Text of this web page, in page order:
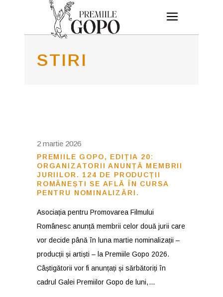
STIRI
2 martie 2026
PREMIILE GOPO, EDIȚIA 20:
ORGANIZATORII ANUNȚĂ MEMBRII
JURIILOR. 124 DE PRODUCȚII
ROMÂNEȘTI SE AFLĂ ÎN CURSA
PENTRU NOMINALIZĂRI.
Asociația pentru Promovarea Filmului
Românesc anunță membrii celor două jurii care
vor decide până în luna martie nominalizații –
producții și artiști – la Premiile Gopo 2026.
Câștigătorii vor fi anunțați și sărbătoriți în
cadrul Galei Premiilor Gopo de luni,